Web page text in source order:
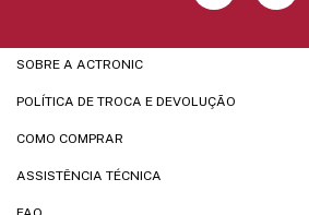
SOBRE A ACTRONIC
POLÍTICA DE TROCA E DEVOLUÇÃO
COMO COMPRAR
ASSISTÊNCIA TÉCNICA